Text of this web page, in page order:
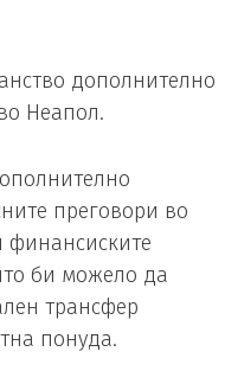
дополнително
Неапол.
преговори во
финансиските
би можело да
трансфер
понуда.